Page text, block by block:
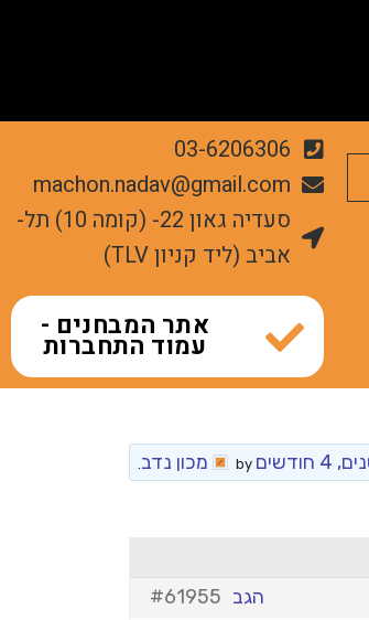
03-6206306
machon.nadav@gmail.com
סעדיה גאון 22- (קומה 10) תל-
אביב (ליד קניון TLV)
אתר המבחנים -
עמוד התחברות
מכון נדב
#61955 הגב